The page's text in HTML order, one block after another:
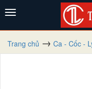
Trang chủ Ca - Cốc -